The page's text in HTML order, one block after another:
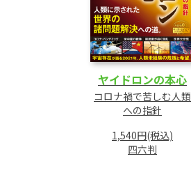
ヤイドロンの本心
コロナ禍で苦しむ人類
への指針
1,540円(税込)
四六判